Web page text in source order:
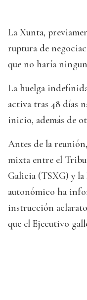
La Xunta,
ruptura de
que no haría
La huelga
activa tras 48 días
inicio, además de
Antes de la
mixta entre el
Galicia (TSXG) y
autonómico ha
instrucción
que el Ejecutivo